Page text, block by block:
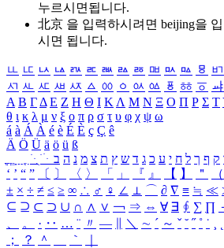
누르시면됩니다.
北京 을 입력하시려면 beijing을
시면 됩니다.
ㅥ ㅦ ㅧ ㅨ ㅩ ㅪ ㅫ ㅬ ㅭ ㅮ ㅯ ㅰ ㅱ ㅲ
ㅺ ㅻ ㅼ ㅽ ㅾ ㅿ ㆀ ㆁ ㆂ ㆃ ㆄ ㆅ ㆆ ㆇ
Α Β ΓΔ Ε Ζ Η Θ Ι ΚΛ Μ Ν Ξ Ο Π Ρ Σ Τ
θ ι κ λ μ ν ξ ο π ρ σ τ υ φ χ ψ ω
á à Á À é è É È ç Ç ê
Ä Ö Ü ä ö ü ß
ִֶֹ ֻּ ׁׂ ק ף ך ל ח י ע כ ג ד ש ץ ת צ מ נ ה ב
‘ ’ “ ” 〔 〕 〈 〉 「 」 『 』 【 】 ＂ （
± × ÷ ≠ ≤ ≥ ∞ ∴ ♂ ♀ ∠ ⊥ ⌒ ∂ ∇ ≡ ≒ ≪
⊆ ⊇ ⊂ ⊃ ∪ ∩ ∧ ∨ ￢ ⇒ ⇔ ∀ ∃ ∮ ∑ ∏
、
。 · ‥ … ¨ 〃 ― ＼ ∼ ´ ～ ˇ ˘ ˝ ˚ ˙ ¸
；
？ ＾ ｀